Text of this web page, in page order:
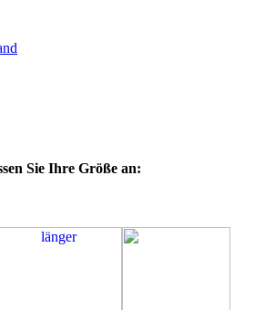
Sie Ihre Größe an: